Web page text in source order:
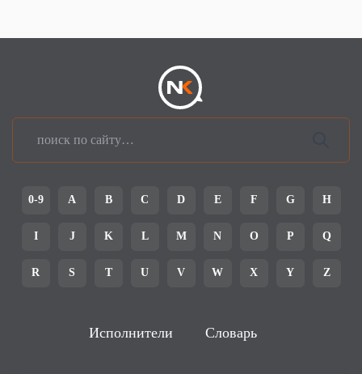
0-9 A B C D E F G H
I J K L M N O P Q
R S T U V W X Y Z
Исполнители Словарь